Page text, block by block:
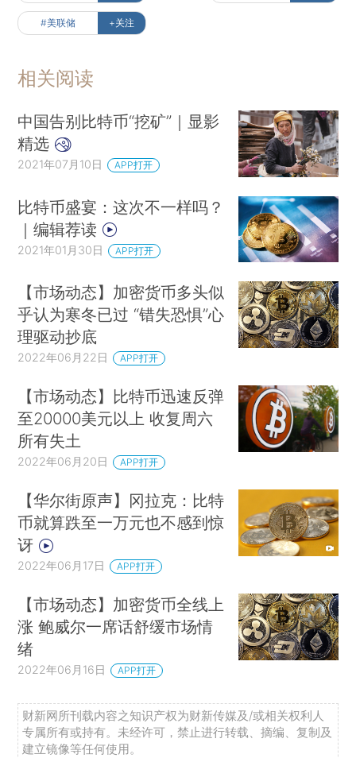
#美联储 +关注
相关阅读
中国告别比特币“挖矿”｜显影
精选
2021年07月10日 APP打开
比特币盛宴：这次不一样吗？
｜编辑荐读
2021年01月30日 APP打开
【市场动态】加密货币多头似
乎认为寒冬已过 “错失恐惧”心
理驱动抄底
2022年06月22日 APP打开
【市场动态】比特币迅速反弹
至20000美元以上 收复周六
所有失土
2022年06月20日 APP打开
【华尔街原声】冈拉克：比特
币就算跌至一万元也不感到惊
讶
2022年06月17日 APP打开
【市场动态】加密货币全线上
涨 鲍威尔一席话舒缓市场情
绪
2022年06月16日 APP打开
财新网所刊载内容之知识产权为财新传媒及/或相关权利人
专属所有或持有。未经许可，禁止进行转载、摘编、复制及
建立镜像等任何使用。